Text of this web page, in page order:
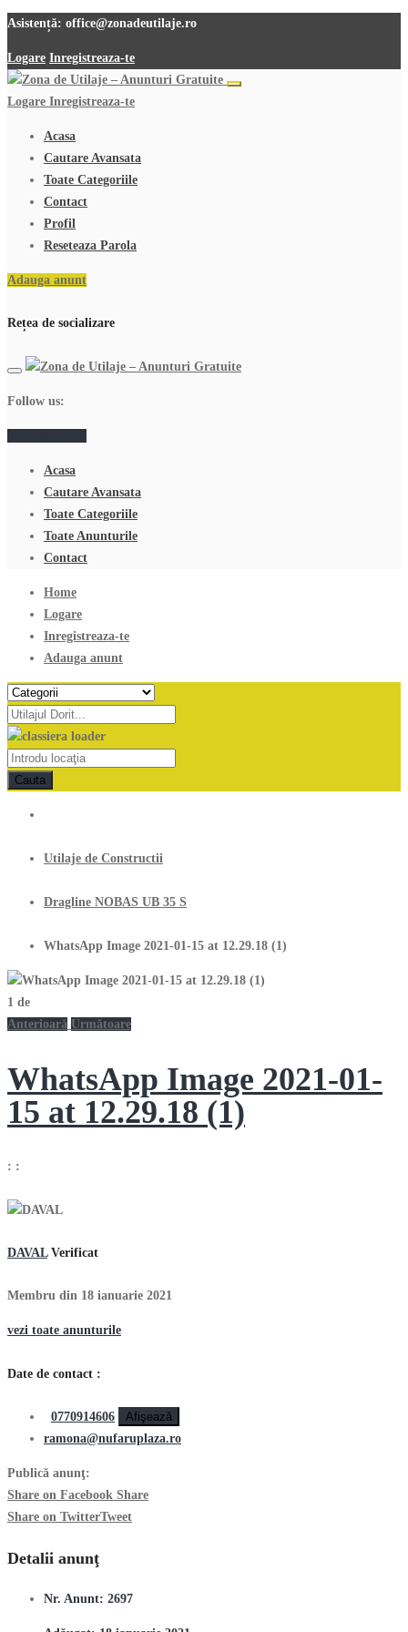
Asistență: office@zonadeutilaje.ro
Logare Inregistreaza-te
Logare Inregistreaza-te
Acasa
Cautare Avansata
Toate Categoriile
Contact
Profil
Reseteaza Parola
Adauga anunt
Rețea de socializare
Follow us:
Acasa
Cautare Avansata
Toate Categoriile
Toate Anunturile
Contact
Home
Logare
Inregistreaza-te
Adauga anunt
Cauta
Utilaje de Constructii
Dragline NOBAS UB 35 S
WhatsApp Image 2021-01-15 at 12.29.18 (1)
1 de
Anterioară Următoare
WhatsApp Image 2021-01-
15 at 12.29.18 (1)
: :
DAVAL Verificat
Membru din 18 ianuarie 2021
vezi toate anunturile
Date de contact :
0770914606
Afişează
ramona@nufaruplaza.ro
Publică anunţ:
Share on Facebook Share
Share on TwitterTweet
Detalii anunţ
Nr. Anunt: 2697